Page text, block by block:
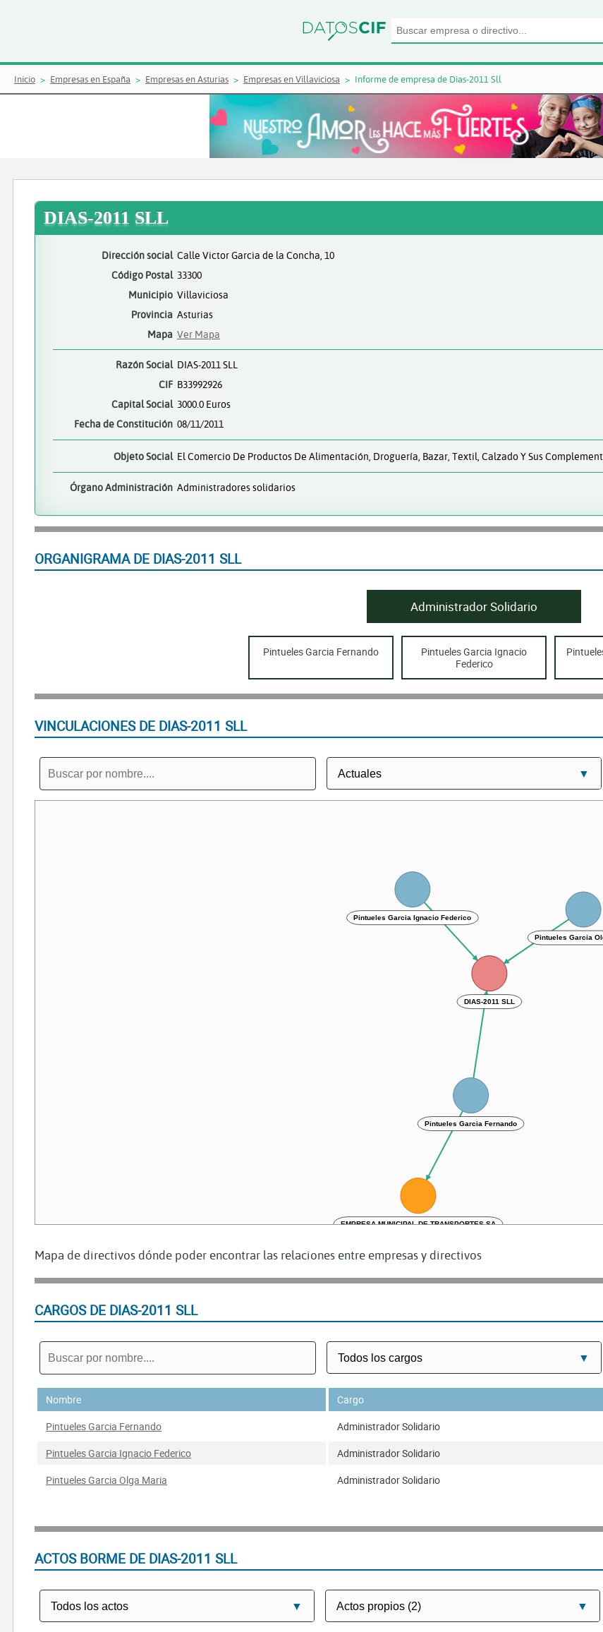
Inicio Empresas en España Empresas en Asturias Empresas en Villaviciosa Informe de empresa de Dias-2011 Sll
DIAS-2011 SLL
Dirección social Calle Victor Garcia de la Concha, 10
Código Postal 33300
Municipio Villaviciosa
Provincia Asturias
Mapa Ver Mapa
Razón Social DIAS-2011 SLL
CIF B33992926
Capital Social 3000.0 Euros
Fecha de Constitución 08/11/2011
Objeto Social El Comercio De Productos De Alimentación, Droguería, Bazar, Textil, Calzado Y Sus
Órgano Administración Administradores solidarios
ORGANIGRAMA DE DIAS-2011 SLL
Administrador Solidario
Pintueles Garcia Fernando
Pintueles Garcia Ignacio
Federico
VINCULACIONES DE DIAS-2011 SLL
DIAS-2011 SLL
Pintueles Garcia Ignacio Federico
Pintueles Garcia
Pintueles Garcia Fernando
EMPRESA MUNICIPAL DE TRANSPORTES SA
Mapa de directivos dónde poder encontrar las relaciones entre empresas y directivos
CARGOS DE DIAS-2011 SLL
Nombre Cargo
Pintueles Garcia Fernando
Administrador Solidario
Pintueles Garcia Ignacio Federico
Administrador Solidario
Pintueles Garcia Olga Maria
Administrador Solidario
ACTOS BORME DE DIAS-2011 SLL